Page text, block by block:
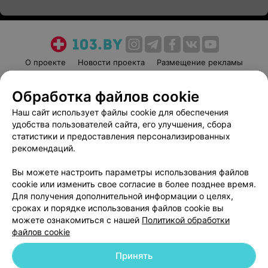
О проекте Новости проекта
Размещение рекламы
Пользовательское соглашение
Способы оплаты
Вакансии
Партнеры
Написать руководителю 103.by
Обработка персональных данных
© 2026 ООО «Артокс Лаб», УНП 191700409 | 220012, Республика Беларусь,
Обработка файлов cookie
Наш сайт использует файлы cookie для обеспечения
удобства пользователей сайта, его улучшения, сбора
статистики и предоставления персонализированных
рекомендаций.
Вы можете настроить параметры использования файлов
cookie или изменить свое согласие в более позднее время.
Для получения дополнительной информации о целях,
сроках и порядке использования файлов cookie вы
можете ознакомиться с нашей Политикой обработки
файлов cookie
Принять